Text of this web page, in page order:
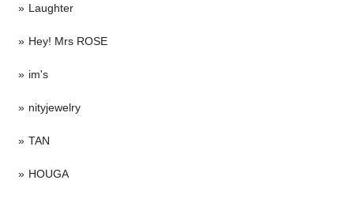
Laughter
Hey! Mrs ROSE
im's
nityjewelry
TAN
HOUGA